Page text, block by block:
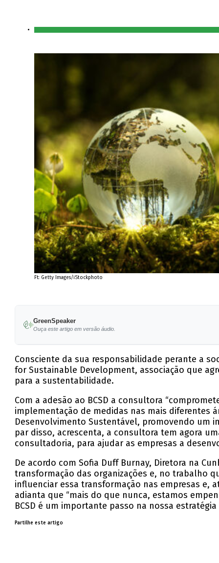
Ft: Getty Images/iStockphoto
GreenSpeaker
Ouça este artigo em versão áudio.
Consciente da sua responsabilidade perante a
for Sustainable Development, associação que
para a sustentabilidade.
Com a adesão ao BCSD a consultora
implementação de medidas nas mais diferentes
Desenvolvimento Sustentável, promovendo um
par disso, acrescenta, a consultora tem agora
consultadoria, para ajudar as empresas a
De acordo com Sofia Duff Burnay, Diretora na
transformação das organizações e, no trabalho
influenciar essa transformação nas empresas e,
adianta que “mais do que nunca, estamos
BCSD é um importante passo na nossa estratégia
Partilhe este artigo